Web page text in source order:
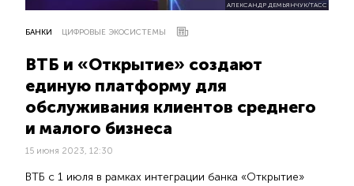
АЛЕКСАНДР ДЕМЬЯНЧУК/ТАСС
БАНКИ ЦИФРОВЫЕ ЭКОСИСТЕМЫ
ВТБ и «Открытие» создают
единую платформу для
обслуживания клиентов среднего
и малого бизнеса
15 июня 2023, 12:30
ВТБ с 1 июля в рамках интеграции банка «Открытие»